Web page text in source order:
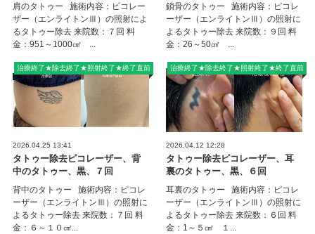
肩のタトゥー 施術内容：ピコレー
ザー（エンライトンⅢ）の照射によ
るタトゥー除去 来院数：７回 料
金：951～1000㎠ ...
鎖骨のタトゥー 施術内容：ピコレ
ーザー（エンライトンⅢ）の照射に
よるタトゥー除去 来院数：９回 料
金：26～50㎠ ...
治療終了★除去終了★照射終了★終了直前
2026.04.25 13:41
タトゥー除去ピコレーザー、背
中のタトゥー、黒、７回
背中のタトゥー 施術内容：ピコレ
ーザー（エンライトンⅢ）の照射に
よるタトゥー除去 来院数：７回 料
金：６～１０㎠...
治療終了★除去終了★照射終了★終了直前
2026.04.12 12:28
タトゥー除去ピコレーザー、耳
裏のタトゥー、黒、６回
耳裏のタトゥー 施術内容：ピコレ
ーザー（エンライトンⅢ）の照射に
よるタトゥー除去 来院数：６回 料
金：1～５㎠ １...